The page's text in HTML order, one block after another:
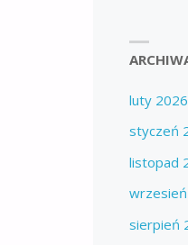
luty 2026
styczeń
listopad
sierpień